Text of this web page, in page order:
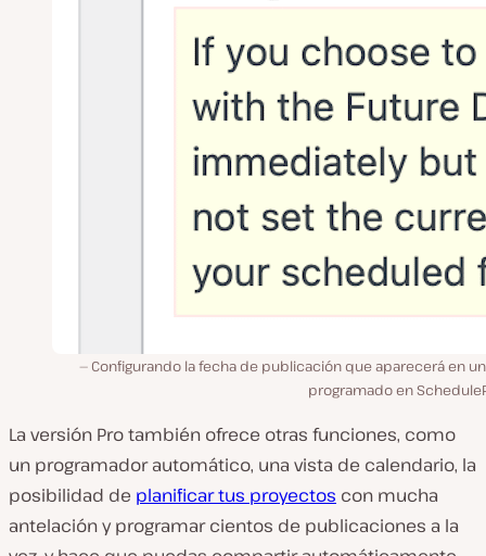
Configurando la fecha de publicación que aparecerá en
programado en
La versión Pro también ofrece otras funciones, como
un programador automático, una vista de calendario, la
posibilidad de planificar tus proyectos con mucha
antelación y programar cientos de publicaciones a la